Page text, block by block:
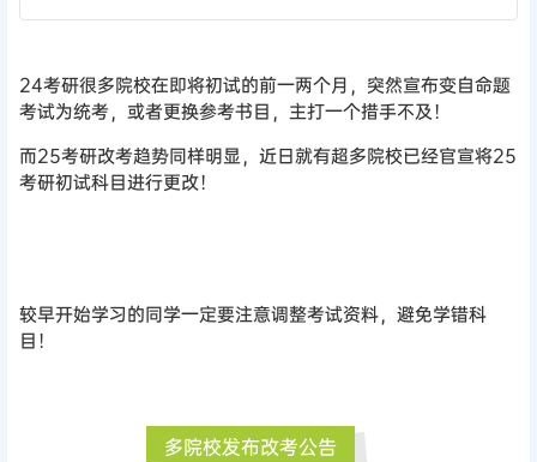
24考研很多院校在即将初试的前一两个月，突然宣布变自命题
考试为统考，或者更换参考书目，主打一个措手不及！
而25考研改考趋势同样明显，近日就有超多院校已经官宣将25
考研初试科目进行更改！
较早开始学习的同学一定要注意调整考试资料，避免学错科
目！
多院校发布改考公告